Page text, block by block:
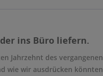
ins Büro liefern.
Jahrzehnt des
wie wir ausdrücken